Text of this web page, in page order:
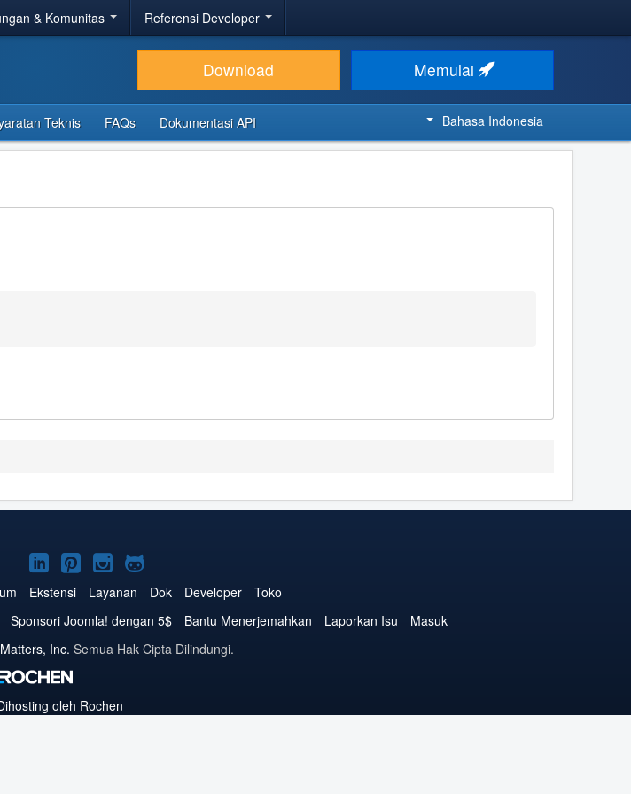
& Komunitas Referensi Developer
Download Memulai
Teknis FAQs Dokumentasi API Bahasa Indonesia
Joomla!
di
YouTube
Joomla!
di
LinkedIn
Joomla!
di
Pinterest
Joomla!
di
Instagram
Joomla!
di
GitHub
Ekstensi Layanan Dok Developer
Toko
Sponsori Joomla! dengan 5$ Bantu Menerjemahkan Laporkan Isu
Masuk
Inc. Semua Hak Cipta Dilindungi.
oleh Rochen